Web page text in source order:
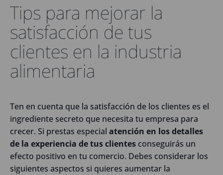
Tips para mejorar la
satisfacción de tus
clientes en la industria
alimentaria
Ten en cuenta que la satisfacción de los clientes es el
ingrediente secreto que necesita tu empresa para
crecer. Si prestas especial atención en los detalles
de la experiencia de tus clientes conseguirás un
efecto positivo en tu comercio. Debes considerar los
siguientes aspectos si quieres aumentar la